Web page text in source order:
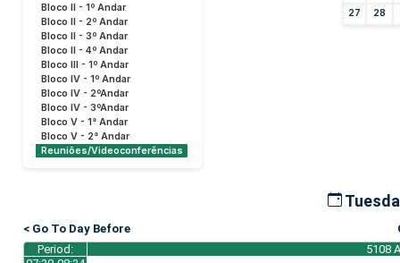
Bloco II - 1º Andar
Bloco II - 2º Andar
Bloco II - 3º Andar
Bloco II - 4º Andar
Bloco III - 1º Andar
Bloco IV - 1º Andar
Bloco IV - 2ºAndar
Bloco IV - 3ºAndar
Bloco V - 1° Andar
Bloco V - 2° Andar
Reuniões/Videoconferências
27
28
< Go To Day Before
Period:
5108